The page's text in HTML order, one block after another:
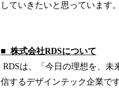
していきたいと思っています
■ 株式会社RDSについて
RDSは、「今日の理想を、
信するデザインテック企業で